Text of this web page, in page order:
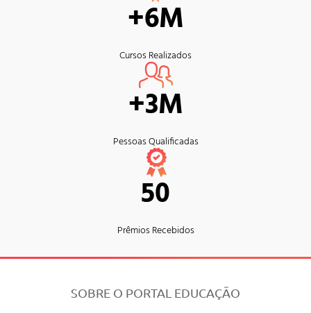
+6M
Cursos Realizados
+3M
Pessoas Qualificadas
50
Prêmios Recebidos
SOBRE O PORTAL EDUCAÇÃO